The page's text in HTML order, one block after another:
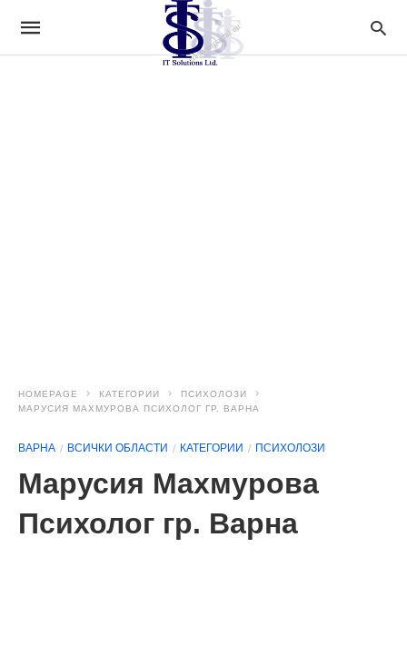
HOMEPAGE КАТЕГОРИИ
ПСИХОЛОЗИ
МАРУСИЯ МАХМУРОВА ПСИХОЛОГ ГР. ВАРНА
ВАРНА ВСИЧКИ ОБЛАСТИ КАТЕГОРИИ ПСИХОЛОЗИ
Марусия Махмурова
Психолог гр. Варна